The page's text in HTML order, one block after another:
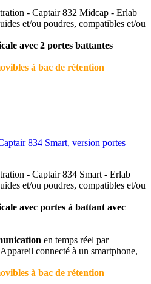
- Captair 832 Midcap - Erlab
et/ou poudres, compatibles et/ou
avec 2 portes battantes
à bac de rétention
834 Smart, version portes
- Captair 834 Smart - Erlab
et/ou poudres, compatibles et/ou
avec portes à battant avec
en temps réel par
connecté à un smartphone,
à bac de rétention